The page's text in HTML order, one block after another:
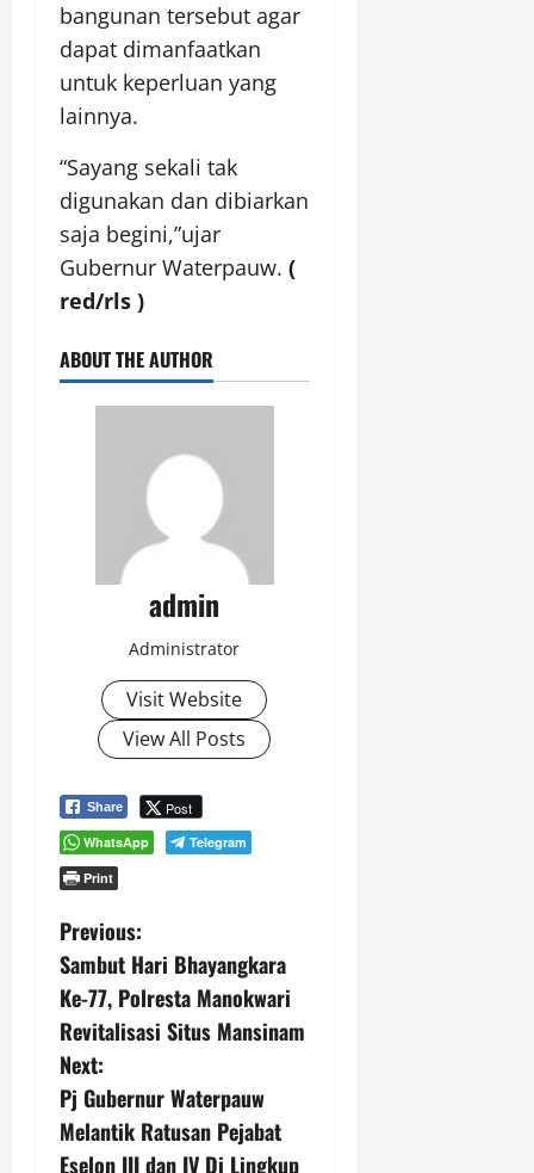
bangunan tersebut agar
dapat dimanfaatkan
untuk keperluan yang
lainnya.
“Sayang sekali tak
digunakan dan dibiarkan
saja begini,”ujar
Gubernur Waterpauw. (
red/rls )
ABOUT THE AUTHOR
admin
Administrator
Visit Website
View All Posts
Share Post
WhatsApp
Telegram
Print
P
o
s
t
n
Previous:
Sambut Hari Bhayangkara
Ke-77, Polresta Manokwari
Revitalisasi Situs Mansinam
Next:
Pj Gubernur Waterpauw
Melantik Ratusan Pejabat
Eselon III dan IV Di Lingkup